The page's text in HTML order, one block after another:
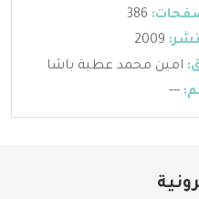
امين محمد عطية باشا
---